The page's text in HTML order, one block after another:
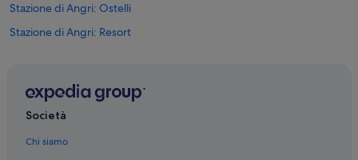
Stazione di Angri: Ostelli
Stazione di Angri: Resort
Angri: Guest house
Società
Chi siamo